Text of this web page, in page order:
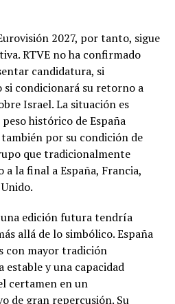
2027, por tanto, sigue
RTVE no ha confirmado
candidatura, si
condicionará su retorno a
Israel. La situación es
histórico de España
por su condición de
que tradicionalmente
la final a España, Francia,
una edición futura tendría
allá de lo simbólico. España
con mayor tradición
estable y una capacidad
certamen en un
de gran repercusión. Su